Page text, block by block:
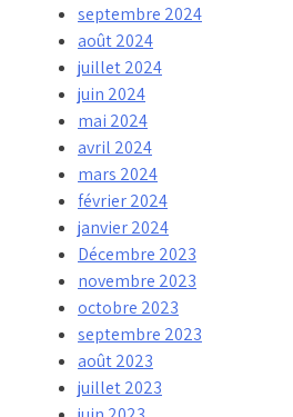
septembre 2024
août 2024
juillet 2024
juin 2024
mai 2024
avril 2024
mars 2024
février 2024
janvier 2024
Décembre 2023
novembre 2023
octobre 2023
septembre 2023
août 2023
juillet 2023